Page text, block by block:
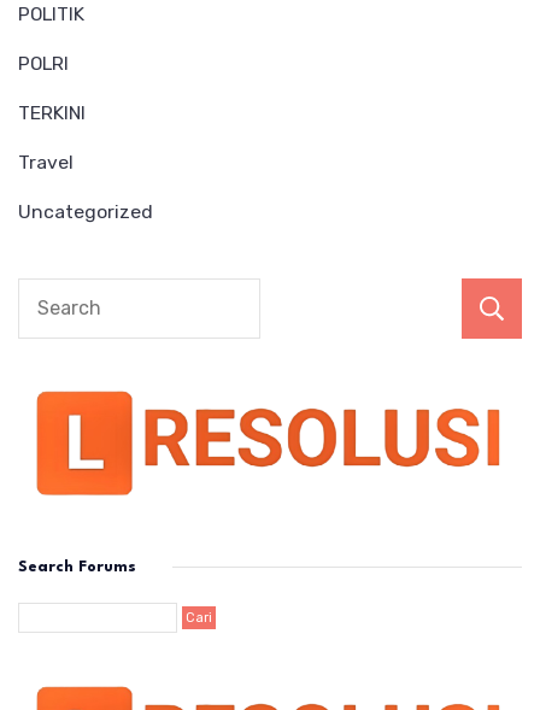
POLITIK
POLRI
TERKINI
Travel
Uncategorized
Search Forums